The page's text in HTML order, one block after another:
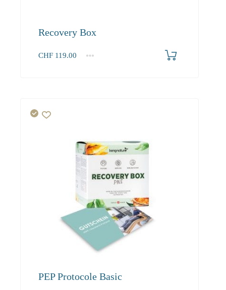
Recovery Box
CHF 119.00
1 2-3
PEP Protocole Basic